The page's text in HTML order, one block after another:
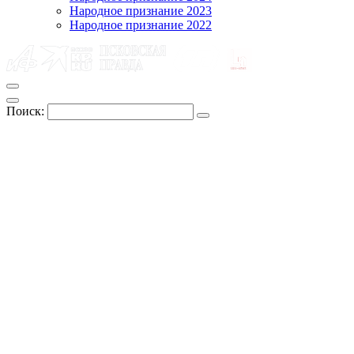
Народное признание 2023
Народное признание 2022
Поиск: